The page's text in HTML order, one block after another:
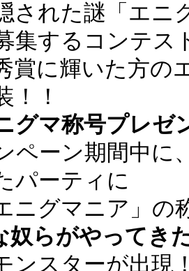
された謎「エニ
集するコンテス
賞に輝いた方の
！！
グマ称号プレゼ
ペーン期間中に
パーティに
ニグマニア」
奴らがやってき
ンスターが出現